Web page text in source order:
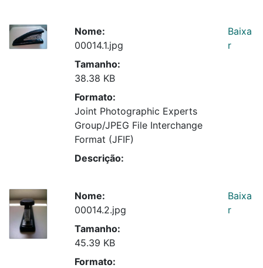
Nome:
00014.1.jpg
Tamanho:
38.38 KB
Formato:
Joint Photographic Experts
Group/JPEG File Interchange
Format (JFIF)
Descrição:
Baixa
r
Nome:
00014.2.jpg
Tamanho:
45.39 KB
Formato:
Baixa
r